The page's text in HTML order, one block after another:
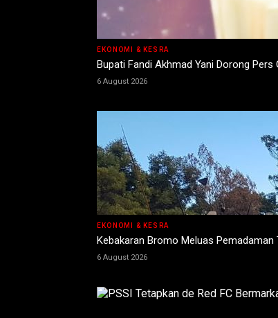
EKONOMI & KESRA
Bupati Fandi Akhmad Yani Dorong Pers
6 August 2026
EKONOMI & KESRA
Kebakaran Bromo Meluas Pemadaman
6 August 2026